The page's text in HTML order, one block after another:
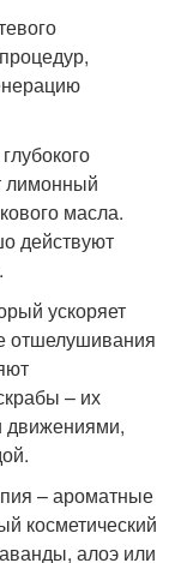
лимонный
масла.
действуют
ускоряет
отшелушивания
– их
движениями,
– ароматные
косметический
алоэ или